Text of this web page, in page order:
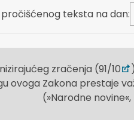
pročišćenog teksta na dan:
zračenja (91/10
ovoga Zakona prestaje
(»Narodne novine«,